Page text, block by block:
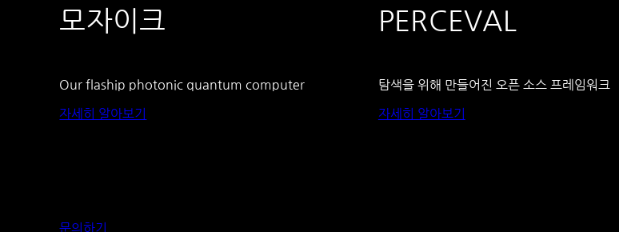
모자이크
Our flaship photonic quantum computer
자세히 알아보기
PERCEVAL
탐색을 위해 만들어진 오픈 소스 프레임워크
자세히 알아보기
문의하기